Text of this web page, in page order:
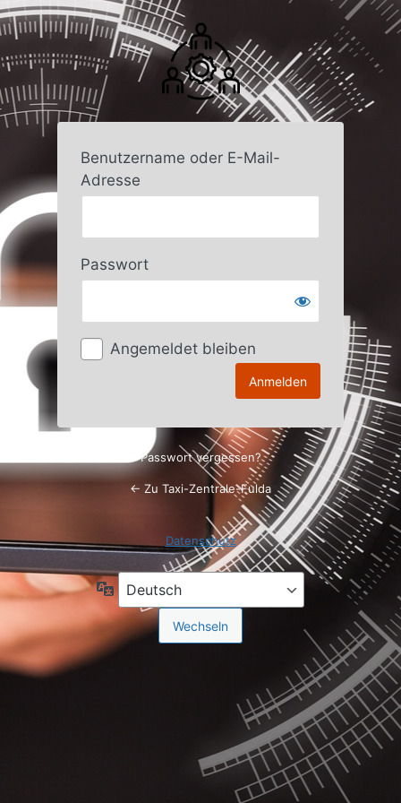
Anmelden
Benutzername oder E-Mail-
Adresse
Passwort
Angemeldet bleiben
Passwort vergessen?
← Zu Taxi-Zentrale-Fulda
Datenschutz
Sprache